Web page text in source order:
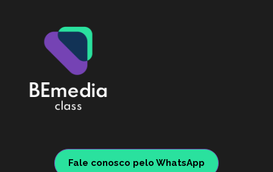
Fale conosco pelo WhatsApp